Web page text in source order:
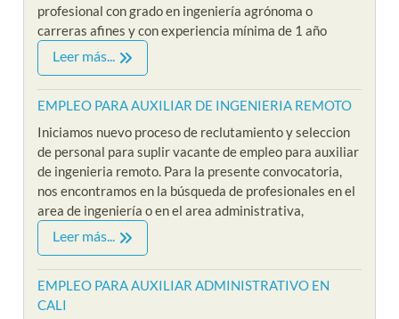
profesional con grado en ingeniería agrónoma o
carreras afines y con experiencia mínima de 1 año
Leer más...
EMPLEO PARA AUXILIAR DE INGENIERIA REMOTO
Iniciamos nuevo proceso de reclutamiento y seleccion
de personal para suplir vacante de empleo para auxiliar
de ingenieria remoto. Para la presente convocatoria,
nos encontramos en la búsqueda de profesionales en el
area de ingeniería o en el area administrativa,
Leer más...
EMPLEO PARA AUXILIAR ADMINISTRATIVO EN
CALI